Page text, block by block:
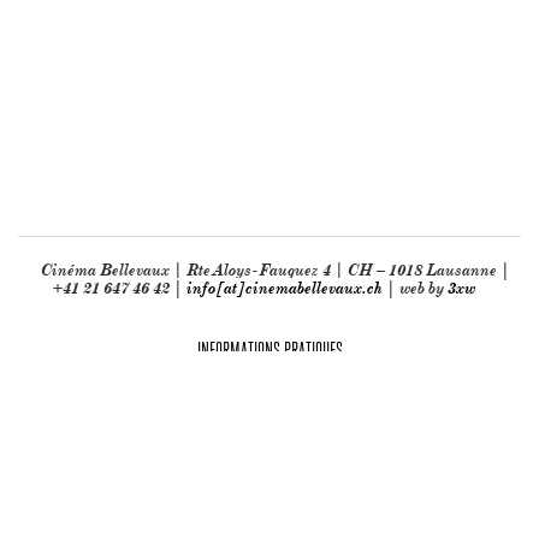
Cinéma Bellevaux | Rte Aloys-Fauquez 4 | CH – 1018 Lausanne |
+41 21 647 46 42 | info[at]cinemabellevaux.ch | web by3xw
INFORMATIONS PRATIQUES